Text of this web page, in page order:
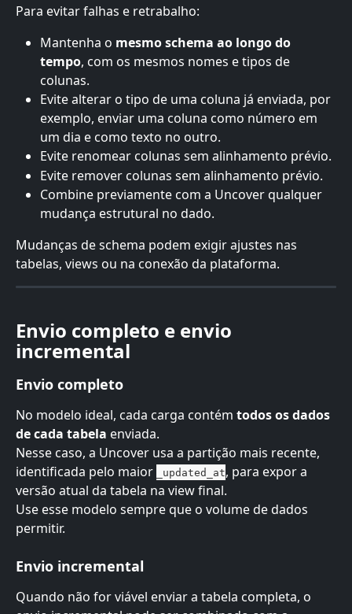
Para evitar falhas e retrabalho:
Mantenha o mesmo schema ao longo do
tempo, com os mesmos nomes e tipos de
colunas.
Evite alterar o tipo de uma coluna já enviada, por
exemplo, enviar uma coluna como número em
um dia e como texto no outro.
Evite renomear colunas sem alinhamento prévio.
Evite remover colunas sem alinhamento prévio.
Combine previamente com a Uncover qualquer
mudança estrutural no dado.
Mudanças de schema podem exigir ajustes nas
tabelas, views ou na conexão da plataforma.
Envio completo e envio
incremental
Envio completo
No modelo ideal, cada carga contém todos os dados
de cada tabela enviada.
Nesse caso, a Uncover usa a partição mais recente,
identificada pelo maior
_updated_at, para expor a
versão atual da tabela na view final.
Use esse modelo sempre que o volume de dados
permitir.
Envio incremental
Quando não for viável enviar a tabela completa, o